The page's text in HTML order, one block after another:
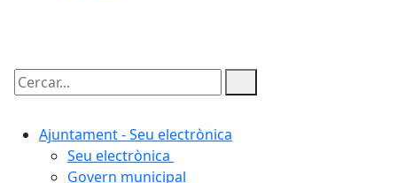
Cercar:
Ajuntament - Seu electrònica
Seu electrònica
Govern municipal